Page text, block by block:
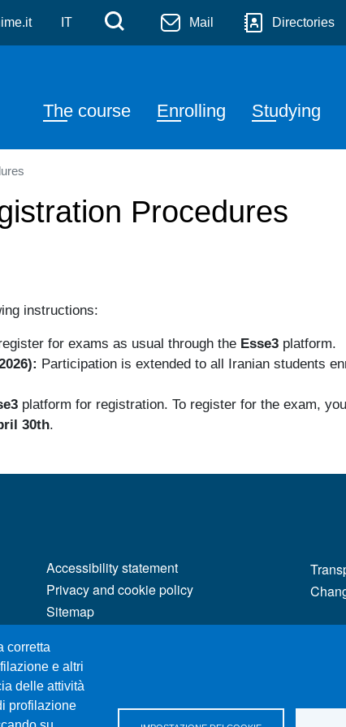
Skip to main content
surgery
IT Menù di servizio
Cerca Mail Directories
Navigazione principale
The course Enrolling Studying
Procedures
instructions:
for exams as usual through the Esse3 platform.
Participation is extended to all Iranian students
platform for registration. To register for the exam,
30th.
corretta
e altri
delle attività
profilazione
Accessibility statement
Privacy and cookie policy
Sitemap